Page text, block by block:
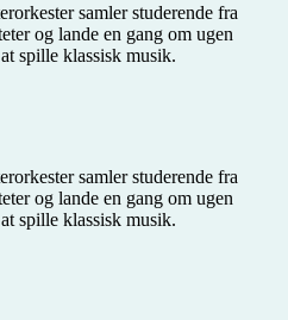
samler studerende fra
og lande en gang om ugen
spille klassisk musik.
samler studerende fra
og lande en gang om ugen
spille klassisk musik.